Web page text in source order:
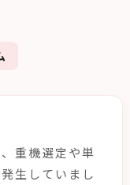
重機選定や単
生していまし